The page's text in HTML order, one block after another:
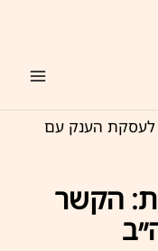
לעסקת הענק עם
הקשר